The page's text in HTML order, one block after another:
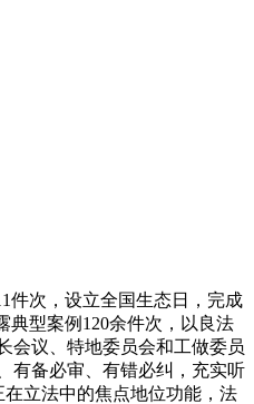
次，设立全国生态日，完成
典型案例120余件次，以良法
会议、特地委员会和工做委员
有备必审、有错必纠，充实听
立法中的焦点地位功能，法